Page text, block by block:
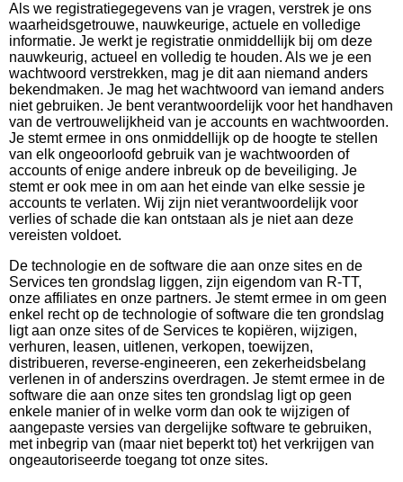
Als we registratiegegevens van je vragen, verstrek je ons
waarheidsgetrouwe, nauwkeurige, actuele en volledige
informatie. Je werkt je registratie onmiddellijk bij om deze
nauwkeurig, actueel en volledig te houden. Als we je een
wachtwoord verstrekken, mag je dit aan niemand anders
bekendmaken. Je mag het wachtwoord van iemand anders
niet gebruiken. Je bent verantwoordelijk voor het handhaven
van de vertrouwelijkheid van je accounts en wachtwoorden.
Je stemt ermee in ons onmiddellijk op de hoogte te stellen
van elk ongeoorloofd gebruik van je wachtwoorden of
accounts of enige andere inbreuk op de beveiliging. Je
stemt er ook mee in om aan het einde van elke sessie je
accounts te verlaten. Wij zijn niet verantwoordelijk voor
verlies of schade die kan ontstaan ​​als je niet aan deze
vereisten voldoet.
De technologie en de software die aan onze sites en de
Services ten grondslag liggen, zijn eigendom van R-TT,
onze affiliates en onze partners. Je stemt ermee in om geen
enkel recht op de technologie of software die ten grondslag
ligt aan onze sites of de Services te kopiëren, wijzigen,
verhuren, leasen, uitlenen, verkopen, toewijzen,
distribueren, reverse-engineeren, een zekerheidsbelang
verlenen in of anderszins overdragen. Je stemt ermee in de
software die aan onze sites ten grondslag ligt op geen
enkele manier of in welke vorm dan ook te wijzigen of
aangepaste versies van dergelijke software te gebruiken,
met inbegrip van (maar niet beperkt tot) het verkrijgen van
ongeautoriseerde toegang tot onze sites.